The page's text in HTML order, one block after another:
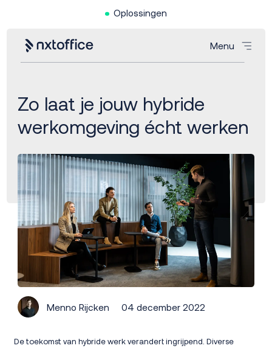
Oplossingen
Menu
Zo laat je jouw hybride
werkomgeving écht werken
Menno Rijcken 04 december 2022
De toekomst van hybride werk verandert ingrijpend. Diverse